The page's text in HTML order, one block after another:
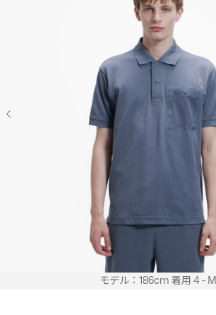
モデル：186cm 着用 4 - M